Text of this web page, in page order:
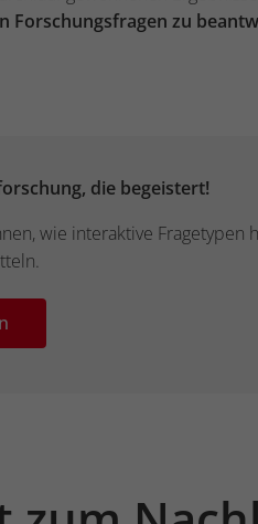
Forschungsfragen zu
die begeistert!
wie interaktive